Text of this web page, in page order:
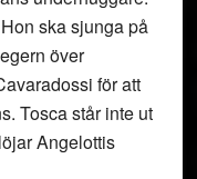
ska sjunga på
över
för att
Tosca står inte ut
Angelottis